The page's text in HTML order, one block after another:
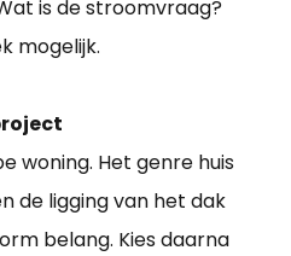
is de stroomvraag?
mogelijk.
woning. Het genre huis
de ligging van het dak
belang. Kies daarna